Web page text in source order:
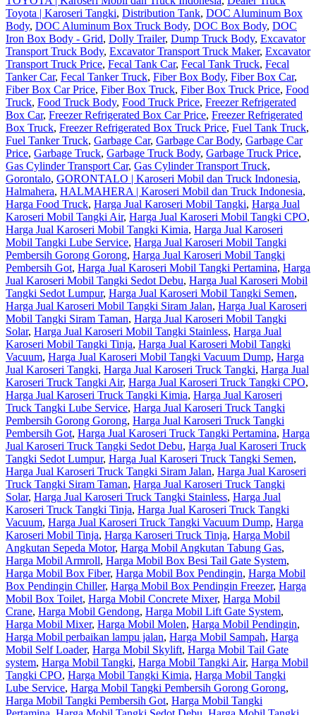
Toyota | Karoseri Tangki, Distribution Tank, DOC Aluminum Box
Body, DOC Aluminum Box Truck Body, DOC Box Body, DOC
Iron Box Body - Grid, Dolly Trailer, Dump Truck Body, Excavator
Transport Truck Body, Excavator Transport Truck Maker, Excavator
Transport Truck Price, Fecal Tank Car, Fecal Tank Truck, Fecal
Tanker Car, Fecal Tanker Truck, Fiber Box Body, Fiber Box Car,
Fiber Box Car Price, Fiber Box Truck, Fiber Box Truck Price, Food
Truck, Food Truck Body, Food Truck Price, Freezer Refrigerated
Box Car, Freezer Refrigerated Box Car Price, Freezer Refrigerated
Box Truck, Freezer Refrigerated Box Truck Price, Fuel Tank Truck,
Fuel Tanker Truck, Garbage Car, Garbage Car Body, Garbage Car
Price, Garbage Truck, Garbage Truck Body, Garbage Truck Price,
Gas Cylinder Transport Car, Gas Cylinder Transport Truck,
Gorontalo, GORONTALO | Karoseri Mobil dan Truck Indonesia,
Halmahera, HALMAHERA | Karoseri Mobil dan Truck Indonesia,
Harga Food Truck, Harga Jual Karoseri Mobil Tangki, Harga Jual
Karoseri Mobil Tangki Air, Harga Jual Karoseri Mobil Tangki CPO,
Harga Jual Karoseri Mobil Tangki Kimia, Harga Jual Karoseri
Mobil Tangki Lube Service, Harga Jual Karoseri Mobil Tangki
Pembersih Gorong Gorong, Harga Jual Karoseri Mobil Tangki
Pembersih Got, Harga Jual Karoseri Mobil Tangki Pertamina, Harga
Jual Karoseri Mobil Tangki Sedot Debu, Harga Jual Karoseri Mobil
Tangki Sedot Lumpur, Harga Jual Karoseri Mobil Tangki Semen,
Harga Jual Karoseri Mobil Tangki Siram Jalan, Harga Jual Karoseri
Mobil Tangki Siram Taman, Harga Jual Karoseri Mobil Tangki
Solar, Harga Jual Karoseri Mobil Tangki Stainless, Harga Jual
Karoseri Mobil Tangki Tinja, Harga Jual Karoseri Mobil Tangki
Vacuum, Harga Jual Karoseri Mobil Tangki Vacuum Dump, Harga
Jual Karoseri Tangki, Harga Jual Karoseri Truck Tangki, Harga Jual
Karoseri Truck Tangki Air, Harga Jual Karoseri Truck Tangki CPO,
Harga Jual Karoseri Truck Tangki Kimia, Harga Jual Karoseri
Truck Tangki Lube Service, Harga Jual Karoseri Truck Tangki
Pembersih Gorong Gorong, Harga Jual Karoseri Truck Tangki
Pembersih Got, Harga Jual Karoseri Truck Tangki Pertamina, Harga
Jual Karoseri Truck Tangki Sedot Debu, Harga Jual Karoseri Truck
Tangki Sedot Lumpur, Harga Jual Karoseri Truck Tangki Semen,
Harga Jual Karoseri Truck Tangki Siram Jalan, Harga Jual Karoseri
Truck Tangki Siram Taman, Harga Jual Karoseri Truck Tangki
Solar, Harga Jual Karoseri Truck Tangki Stainless, Harga Jual
Karoseri Truck Tangki Tinja, Harga Jual Karoseri Truck Tangki
Vacuum, Harga Jual Karoseri Truck Tangki Vacuum Dump, Harga
Karoseri Mobil Tinja, Harga Karoseri Truck Tinja, Harga Mobil
Angkutan Sepeda Motor, Harga Mobil Angkutan Tabung Gas,
Harga Mobil Armroll, Harga Mobil Box Besi Tail Gate System,
Harga Mobil Box Fiber, Harga Mobil Box Pendingin, Harga Mobil
Box Pendingin Chiller, Harga Mobil Box Pendingin Freezer, Harga
Mobil Box Toilet, Harga Mobil Concrete Mixer, Harga Mobil
Crane, Harga Mobil Gendong, Harga Mobil Lift Gate System,
Harga Mobil Mixer, Harga Mobil Molen, Harga Mobil Pendingin,
Harga Mobil perbaikan lampu jalan, Harga Mobil Sampah, Harga
Mobil Self Loader, Harga Mobil Skylift, Harga Mobil Tail Gate
system, Harga Mobil Tangki, Harga Mobil Tangki Air, Harga Mobil
Tangki CPO, Harga Mobil Tangki Kimia, Harga Mobil Tangki
Lube Service, Harga Mobil Tangki Pembersih Gorong Gorong,
Harga Mobil Tangki Pembersih Got, Harga Mobil Tangki